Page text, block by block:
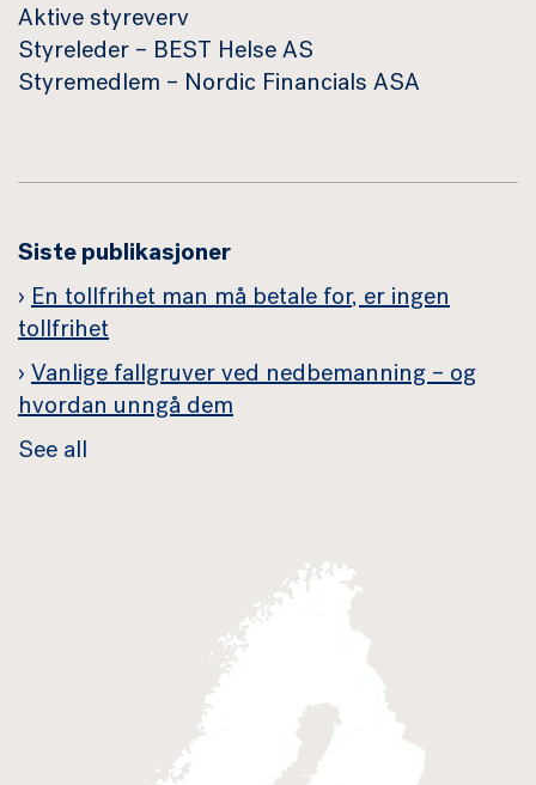
Aktive styreverv
Styreleder – BEST Helse AS
Styremedlem – Nordic Financials ASA
Siste publikasjoner
En tollfrihet man må betale for, er ingen
tollfrihet
Vanlige fallgruver ved nedbemanning – og
hvordan unngå dem
See all